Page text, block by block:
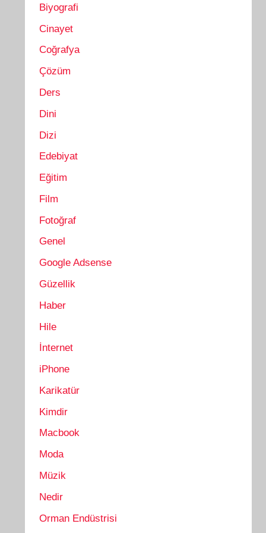
Biyografi
Cinayet
Coğrafya
Çözüm
Ders
Dini
Dizi
Edebiyat
Eğitim
Film
Fotoğraf
Genel
Google Adsense
Güzellik
Haber
Hile
İnternet
iPhone
Karikatür
Kimdir
Macbook
Moda
Müzik
Nedir
Orman Endüstrisi